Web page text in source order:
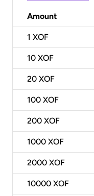
Amount
1 XOF
10 XOF
20 XOF
100 XOF
200 XOF
1000 XOF
2000 XOF
10000 XOF